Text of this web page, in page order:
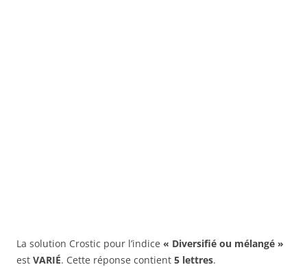
La solution Crostic pour l’indice « Diversifié ou mélangé »
est VARIÉ. Cette réponse contient 5 lettres.